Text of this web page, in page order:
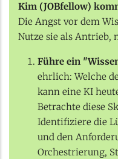
Kim (JOBfellow)
Die Angst vor dem
Nutze sie als Antrieb,
Führe ein
ehrlich: Welche
kann eine KI
Betrachte diese
Identifiziere die
und den
Orchestrierung,